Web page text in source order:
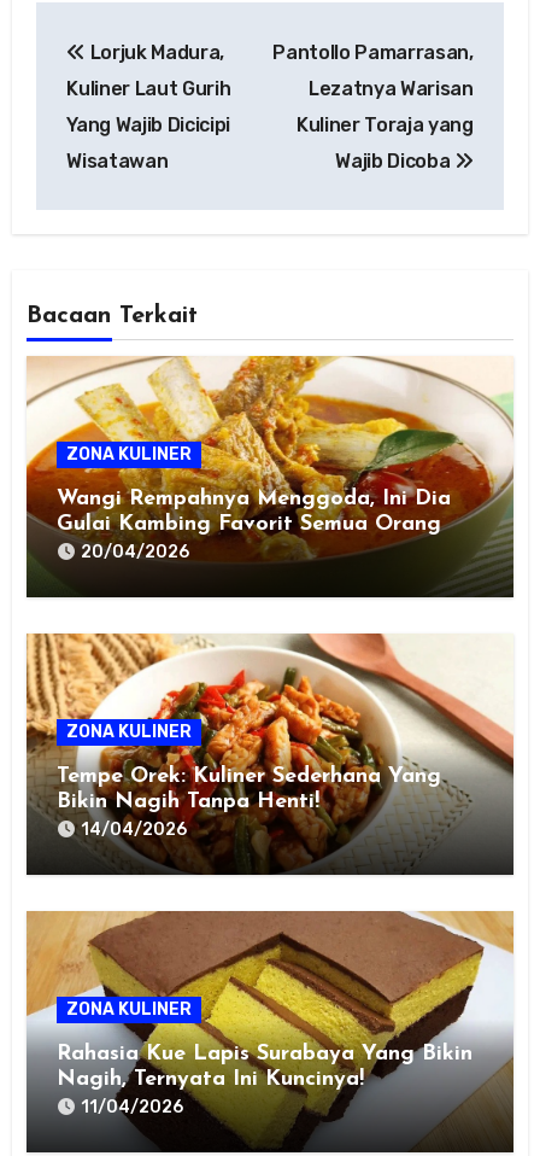
navigation
Lorjuk Madura,
Kuliner Laut Gurih
Yang Wajib Dicicipi
Wisatawan
Pantollo Pamarrasan,
Lezatnya Warisan
Kuliner Toraja yang
Wajib Dicoba
Bacaan Terkait
ZONA KULINER
Wangi Rempahnya Menggoda, Ini Dia
Gulai Kambing Favorit Semua Orang
20/04/2026
ZONA KULINER
Tempe Orek: Kuliner Sederhana Yang
Bikin Nagih Tanpa Henti!
14/04/2026
ZONA KULINER
Rahasia Kue Lapis Surabaya Yang Bikin
Nagih, Ternyata Ini Kuncinya!
11/04/2026